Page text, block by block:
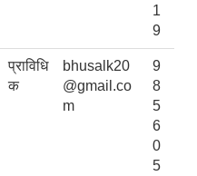
1
9
प्राविधि
क
bhusalk20
@gmail.co
m
9
8
5
6
0
5